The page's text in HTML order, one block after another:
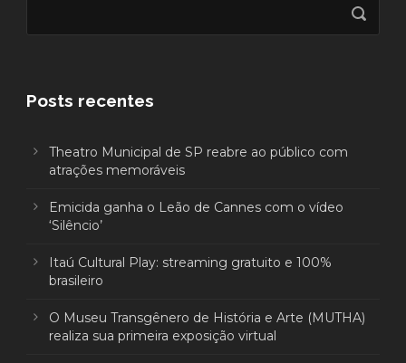
Posts recentes
Theatro Municipal de SP reabre ao público com
atrações memoráveis
Emicida ganha o Leão de Cannes com o vídeo
‘Silêncio’
Itaú Cultural Play: streaming gratuito e 100%
brasileiro
O Museu Transgênero de História e Arte (MUTHA)
realiza sua primeira exposição virtual